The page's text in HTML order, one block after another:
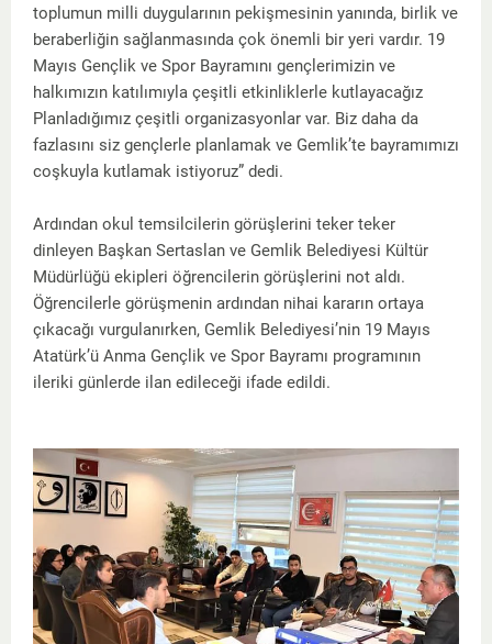
toplumun milli duygularının pekişmesinin yanında, birlik ve
beraberliğin sağlanmasında çok önemli bir yeri vardır. 19
Mayıs Gençlik ve Spor Bayramını gençlerimizin ve
halkımızın katılımıyla çeşitli etkinliklerle kutlayacağız
Planladığımız çeşitli organizasyonlar var. Biz daha da
fazlasını siz gençlerle planlamak ve Gemlik’te bayramımızı
coşkuyla kutlamak istiyoruz” dedi.
Ardından okul temsilcilerin görüşlerini teker teker
dinleyen Başkan Sertaslan ve Gemlik Belediyesi Kültür
Müdürlüğü ekipleri öğrencilerin görüşlerini not aldı.
Öğrencilerle görüşmenin ardından nihai kararın ortaya
çıkacağı vurgulanırken, Gemlik Belediyesi’nin 19 Mayıs
Atatürk’ü Anma Gençlik ve Spor Bayramı programının
ileriki günlerde ilan edileceği ifade edildi.